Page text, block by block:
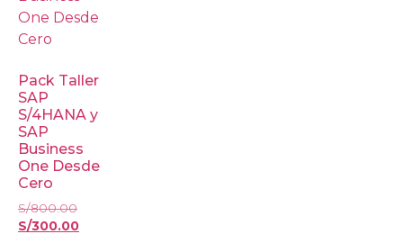
Pack Taller
SAP
S/4HANA y
SAP
Business
One Desde
Cero
S/800.00
S/300.00